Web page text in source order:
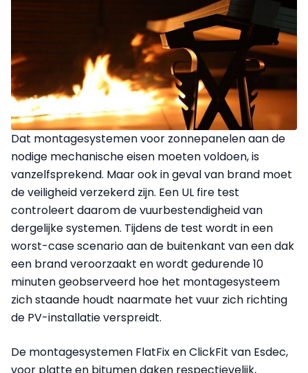
Dat montagesystemen voor zonnepanelen aan de
nodige mechanische eisen moeten voldoen, is
vanzelfsprekend. Maar ook in geval van brand moet
de veiligheid verzekerd zijn. Een UL fire test
controleert daarom de vuurbestendigheid van
dergelijke systemen. Tijdens de test wordt in een
worst-case scenario aan de buitenkant van een dak
een brand veroorzaakt en wordt gedurende 10
minuten geobserveerd hoe het montagesysteem
zich staande houdt naarmate het vuur zich richting
de PV-installatie verspreidt.
De montagesystemen FlatFix en ClickFit van Esdec,